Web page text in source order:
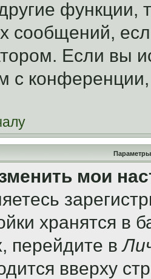
функции,
сообщений,
Если вы
с
Параметры
мои
хранятся в
перейдите в
вверху